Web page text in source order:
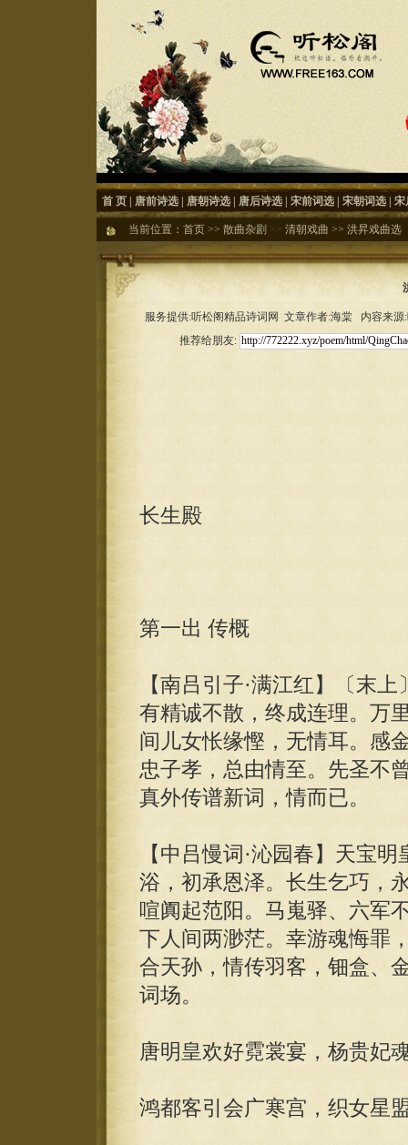
首 页 唐前诗选 唐朝诗选 唐后诗选 宋前词选 宋朝词选 宋
当前位置： 首页 >> 散曲杂剧 >> 清朝戏曲 >> 洪昇戏曲选
服务提供:听松阁精品诗词网 文章作者:海棠 内容来
推荐给朋友:
长生殿
第一出 传概
【南吕引子·满江红】〔末
有精诚不散，终成连理。万
间儿女怅缘慳，无情耳。感
忠子孝，总由情至。先圣不
真外传谱新词，情而已。
【中吕慢词·沁园春】天宝
浴，初承恩泽。长生乞巧，
喧阗起范阳。马嵬驿、六军
下人间两渺茫。幸游魂悔罪
合天孙，情传羽客，钿盒、
词场。
唐明皇欢好霓裳宴，杨贵妃
鸿都客引会广寒宫，织女星